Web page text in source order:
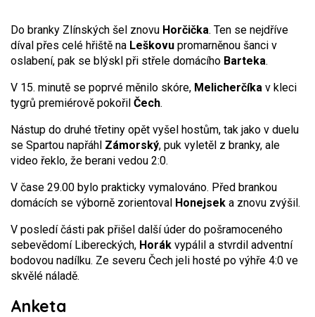
Do branky Zlínských šel znovu Horčička. Ten se nejdříve
díval přes celé hřiště na Leškovu promarněnou šanci v
oslabení, pak se blýskl při střele domácího Barteka.
V 15. minutě se poprvé měnilo skóre, Melicherčíka v kleci
tygrů premiérově pokořil Čech.
Nástup do druhé třetiny opět vyšel hostům, tak jako v duelu
se Spartou napřáhl Zámorský, puk vyletěl z branky, ale
video řeklo, že berani vedou 2:0.
V čase 29.00 bylo prakticky vymalováno. Před brankou
domácích se výborně zorientoval Honejsek a znovu zvýšil.
V posledí části pak přišel další úder do pošramoceného
sebevědomí Libereckých, Horák vypálil a stvrdil adventní
bodovou nadílku. Ze severu Čech jeli hosté po výhře 4:0 ve
skvělé náladě.
Anketa